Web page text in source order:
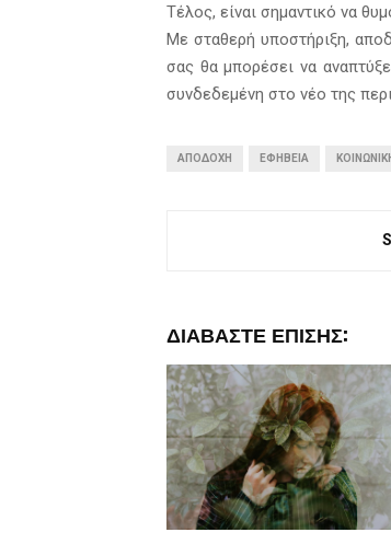
Τέλος, είναι σημαντικό να
Με σταθερή υποστήριξη,
σας θα μπορέσει να
συνδεδεμένη στο νέο της
ΑΠΟΔΟΧΉ ΕΦΗΒΕΊΑ
ΔΙΑΒΆΣΤΕ ΕΠΊΣΗΣ: